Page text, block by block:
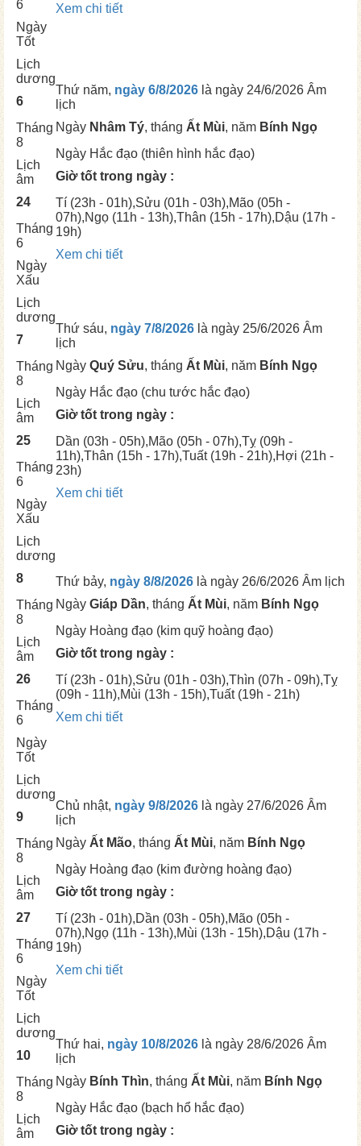
6
Ngày
Tốt
Xem chi tiết
Lịch
dương
6
Tháng
8
Lịch
âm
24
Tháng
6
Ngày
Xấu
Thứ năm, ngày 6/8/2026 là ngày 24/6/2026 Âm
lịch
Ngày Nhâm Tý, tháng Ất Mùi, năm Bính Ngọ
Ngày Hắc đạo (thiên hình hắc đạo)
Giờ tốt trong ngày :
Tí (23h - 01h),Sửu (01h - 03h),Mão (05h -
07h),Ngọ (11h - 13h),Thân (15h - 17h),Dậu (17h -
19h)
Xem chi tiết
Lịch
dương
7
Tháng
8
Lịch
âm
25
Tháng
6
Ngày
Xấu
Thứ sáu, ngày 7/8/2026 là ngày 25/6/2026 Âm
lịch
Ngày Quý Sửu, tháng Ất Mùi, năm Bính Ngọ
Ngày Hắc đạo (chu tước hắc đạo)
Giờ tốt trong ngày :
Dần (03h - 05h),Mão (05h - 07h),Tỵ (09h -
11h),Thân (15h - 17h),Tuất(19h - 21h),Hợi (21h -
23h)
Xem chi tiết
Lịch
dương
8
Tháng
8
Lịch
âm
26
Tháng
6
Ngày
Tốt
Thứ bảy, ngày 8/8/2026 là ngày 26/6/2026 Âm lịch
Ngày Giáp Dần, tháng Ất Mùi, năm Bính Ngọ
Ngày Hoàng đạo (kim quỹ hoàng đạo)
Giờ tốt trong ngày :
Tí (23h - 01h),Sửu (01h - 03h),Thìn (07h - 09h),Tỵ
(09h - 11h),Mùi (13h - 15h),Tuất(19h - 21h)
Xem chi tiết
Lịch
dương
9
Tháng
8
Lịch
âm
27
Tháng
6
Ngày
Tốt
Chủ nhật, ngày 9/8/2026 là ngày 27/6/2026 Âm
lịch
Ngày Ất Mão, tháng Ất Mùi, năm Bính Ngọ
Ngày Hoàng đạo (kim đường hoàng đạo)
Giờ tốt trong ngày :
Tí (23h - 01h),Dần (03h - 05h),Mão (05h -
07h),Ngọ (11h - 13h),Mùi (13h - 15h),Dậu (17h -
19h)
Xem chi tiết
Lịch
dương
10
Tháng
8
Lịch
âm
Thứ hai, ngày 10/8/2026 là ngày 28/6/2026 Âm
lịch
Ngày Bính Thìn, tháng Ất Mùi, năm Bính Ngọ
Ngày Hắc đạo (bạch hổ hắc đạo)
Giờ tốt trong ngày :